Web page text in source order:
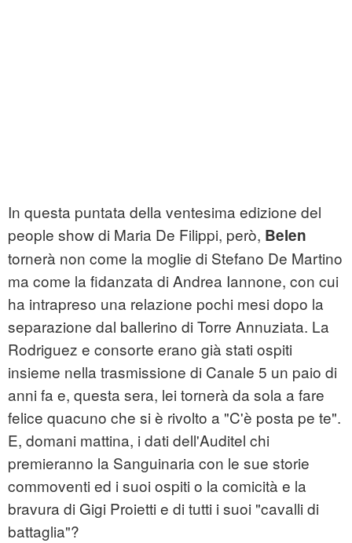
In questa puntata della ventesima edizione del
people show di Maria De Filippi, però, Belen
tornerà non come la moglie di Stefano De Martino
ma come la fidanzata di Andrea Iannone, con cui
ha intrapreso una relazione pochi mesi dopo la
separazione dal ballerino di Torre Annuziata. La
Rodriguez e consorte erano già stati ospiti
insieme nella trasmissione di Canale 5 un paio di
anni fa e, questa sera, lei tornerà da sola a fare
felice quacuno che si è rivolto a "C'è posta pe te".
E, domani mattina, i dati dell'Auditel chi
premieranno la Sanguinaria con le sue storie
commoventi ed i suoi ospiti o la comicità e la
bravura di Gigi Proietti e di tutti i suoi "cavalli di
battaglia"?